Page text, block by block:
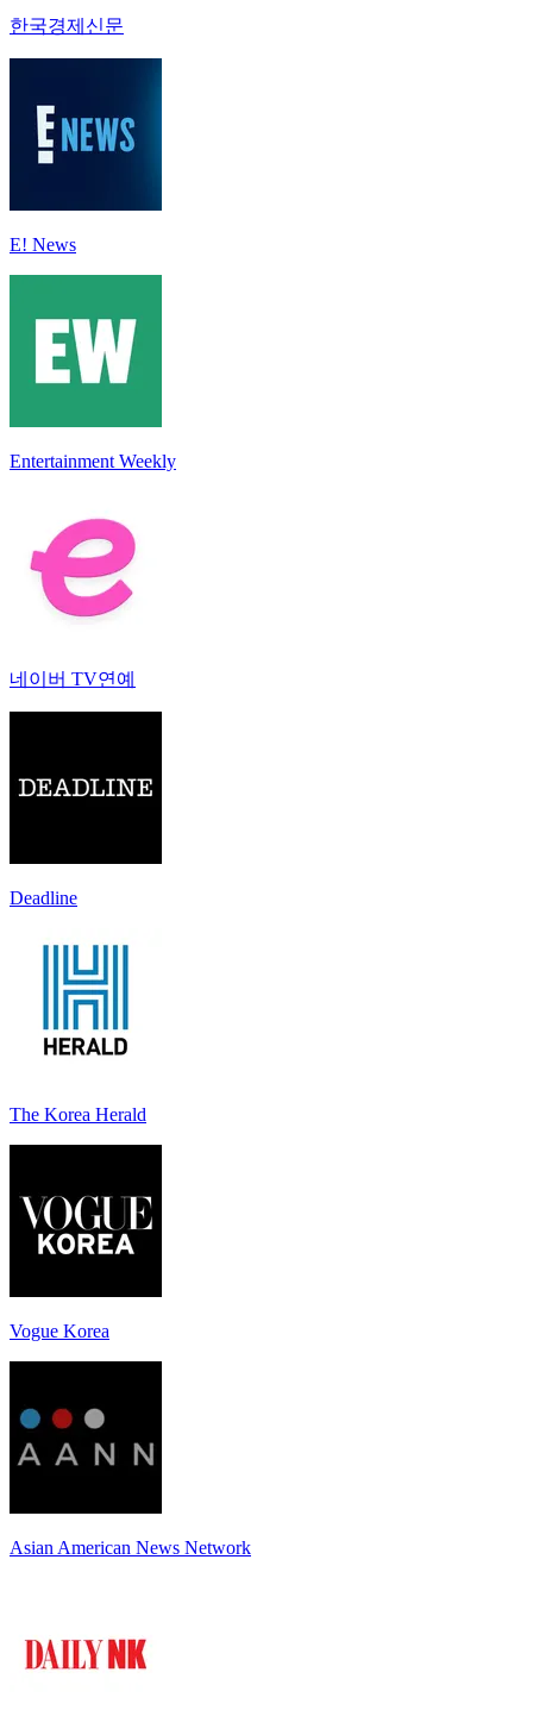
한국경제신문
E! News
Entertainment Weekly
네이버 TV연예
Deadline
The Korea Herald
Vogue Korea
Asian American News Network